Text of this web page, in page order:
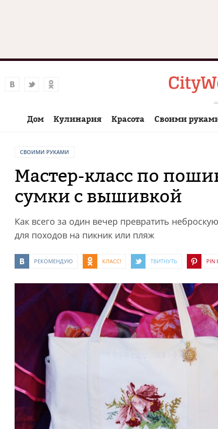
Дом Кулинария Красота Своими
СВОИМИ РУКАМИ
Мастер-класс по
сумки с вышивкой
Как всего за один вечер превратить
для походов на пикник или пляж
РЕКОМЕНДУЮ КЛАСС! ТВИТНУТЬ PIN